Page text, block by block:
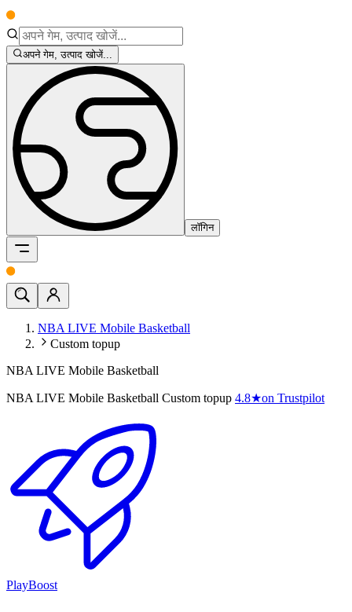
अपने गेम, उत्पाद खोजें...
लॉगिन
NBA LIVE Mobile Basketball
Custom topup
NBA LIVE Mobile Basketball
NBA LIVE Mobile Basketball Custom topup 4.8★on Trustpilot
PlayBoost